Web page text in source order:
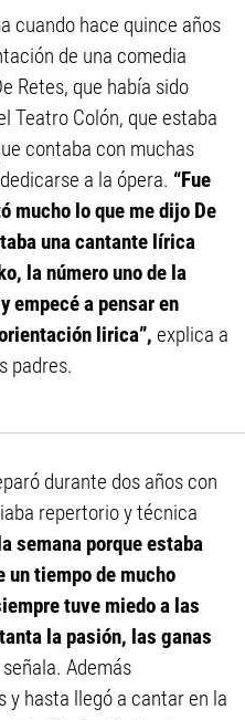
cuando hace quince años
de una comedia
Retes, que había sido
Teatro Colón, que estaba
contaba con muchas
a la ópera. “Fue
mucho lo que me dijo De
una cantante lírica
la número uno de la
empecé a pensar en
lirica”, explica a
padres.
durante dos años con
repertorio y técnica
semana porque estaba
un tiempo de mucho
tuve miedo a las
la pasión, las ganas
señala. Además
y hasta llegó a cantar en la